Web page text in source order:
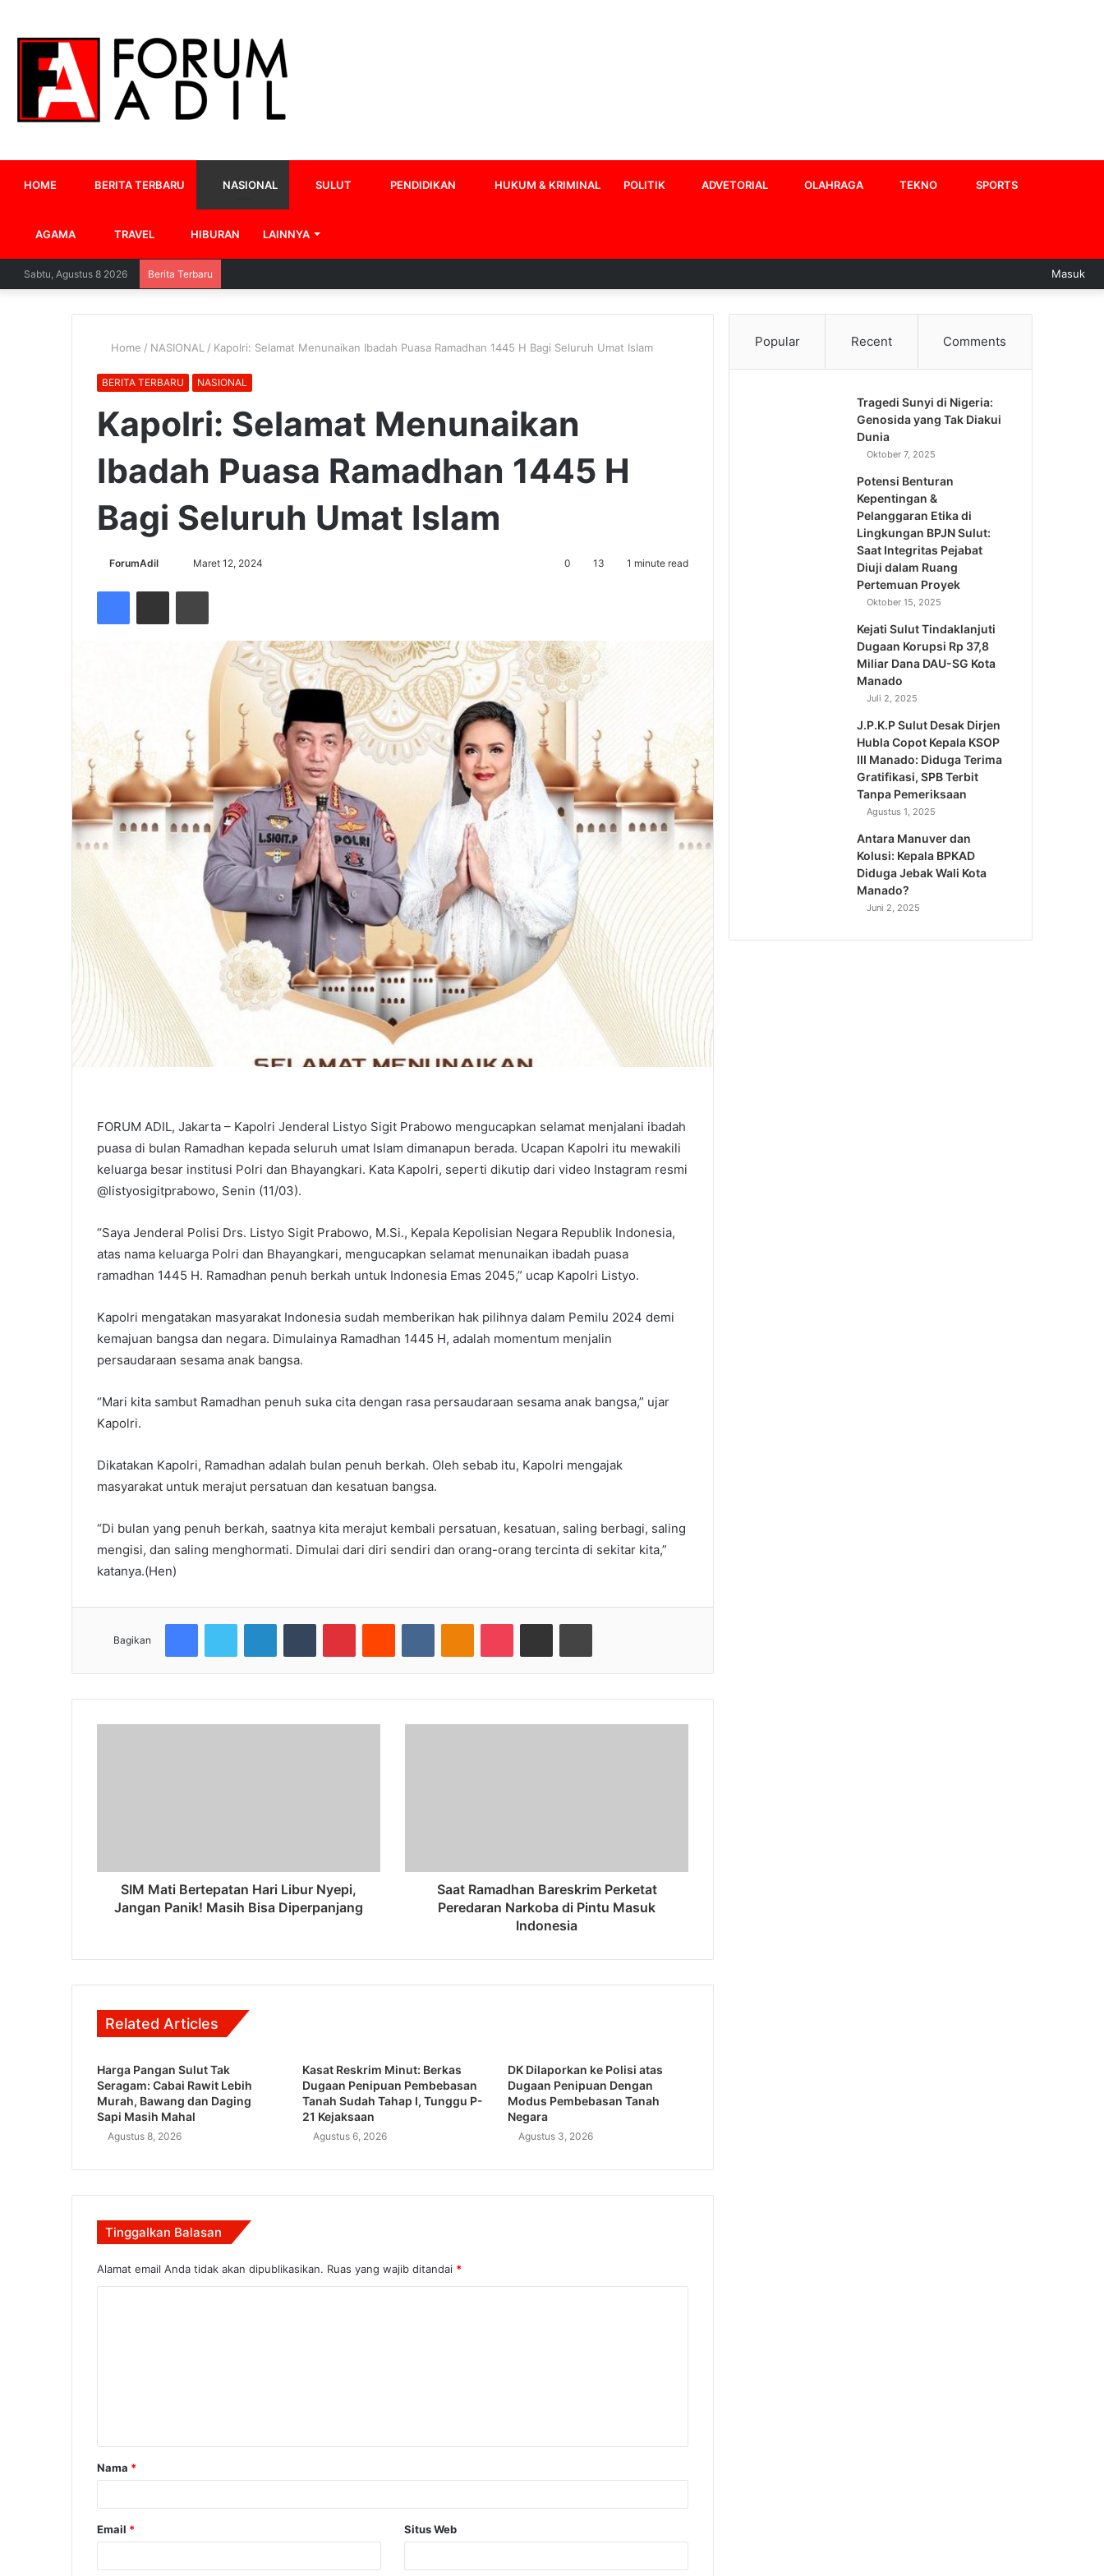
HOME BERITA TERBARU NASIONAL SULUT PENDIDIKAN HUKUM & KRIMINAL POLITIK ADVETORIAL OLAHRAGA TEKNO SPORTS
AGAMA TRAVEL HIBURAN LAINNYA
Sabtu, Agustus 8 2026 Berita Terbaru Masuk
Home / NASIONAL / Kapolri: Selamat Menunaikan Ibadah Puasa Ramadhan 1445 H Bagi Seluruh Umat IsIam
BERITA TERBARU NASIONAL
Kapolri: Selamat Menunaikan
Ibadah Puasa Ramadhan 1445 H
Bagi Seluruh Umat IsIam
ForumAdil Maret 12, 2024 0 13 1 minute read
FacebookShare via Email Cetak
FORUM ADIL, Jakarta – Kapolri Jenderal Listyo Sigit Prabowo mengucapkan selamat menjalani ibadah
puasa di bulan Ramadhan kepada seluruh umat Islam dimanapun berada. Ucapan Kapolri itu mewakili
keluarga besar institusi Polri dan Bhayangkari. Kata Kapolri, seperti dikutip dari video Instagram resmi
@listyosigitprabowo, Senin (11/03).
“Saya Jenderal Polisi Drs. Listyo Sigit Prabowo, M.Si., Kepala Kepolisian Negara Republik Indonesia,
atas nama keluarga Polri dan Bhayangkari, mengucapkan selamat menunaikan ibadah puasa
ramadhan 1445 H. Ramadhan penuh berkah untuk Indonesia Emas 2045,” ucap Kapolri Listyo.
Kapolri mengatakan masyarakat Indonesia sudah memberikan hak pilihnya dalam Pemilu 2024 demi
kemajuan bangsa dan negara. Dimulainya Ramadhan 1445 H, adalah momentum menjalin
persaudaraan sesama anak bangsa.
“Mari kita sambut Ramadhan penuh suka cita dengan rasa persaudaraan sesama anak bangsa,” ujar
Kapolri.
Dikatakan Kapolri, Ramadhan adalah bulan penuh berkah. Oleh sebab itu, Kapolri mengajak
masyarakat untuk merajut persatuan dan kesatuan bangsa.
“Di bulan yang penuh berkah, saatnya kita merajut kembali persatuan, kesatuan, saling berbagi, saling
mengisi, dan saling menghormati. Dimulai dari diri sendiri dan orang-orang tercinta di sekitar kita,”
katanya.(Hen)
Bagikan
FacebookTwitter LinkedInTumblr PinterestReddit VKontakteOdnoklassniki
Pocket Share via Email Cetak
SIM Mati Bertepatan Hari Libur Nyepi,
Jangan Panik! Masih Bisa Diperpanjang
Saat Ramadhan Bareskrim Perketat
Peredaran Narkoba di Pintu Masuk
Indonesia
Related Articles
Harga Pangan Sulut Tak
Seragam: Cabai Rawit Lebih
Murah, Bawang dan Daging
Sapi Masih Mahal
Agustus 8, 2026
Kasat Reskrim Minut: Berkas
Dugaan Penipuan Pembebasan
Tanah Sudah Tahap I, Tunggu P-
21 Kejaksaan
Agustus 6, 2026
DK Dilaporkan ke Polisi atas
Dugaan Penipuan Dengan
Modus Pembebasan Tanah
Negara
Agustus 3, 2026
Tinggalkan Balasan
Alamat email Anda tidak akan dipublikasikan. Ruas yang wajib ditandai *
a
r
Nama *
Email * Situs Web
Popular Recent Comments
Tragedi Sunyi di Nigeria:
Genosida yang Tak Diakui
Dunia
Oktober 7, 2025
Potensi Benturan
Kepentingan &
Pelanggaran Etika di
Lingkungan BPJN Sulut:
Saat Integritas Pejabat
Diuji dalam Ruang
Pertemuan Proyek
Oktober 15, 2025
Kejati Sulut Tindaklanjuti
Dugaan Korupsi Rp 37,8
Miliar Dana DAU-SG Kota
Manado
Juli 2, 2025
J.P.K.P Sulut Desak Dirjen
Hubla Copot Kepala KSOP
III Manado: Diduga Terima
Gratifikasi, SPB Terbit
Tanpa Pemeriksaan
Agustus 1, 2025
Antara Manuver dan
Kolusi: Kepala BPKAD
Diduga Jebak Wali Kota
Manado?
Juni 2, 2025